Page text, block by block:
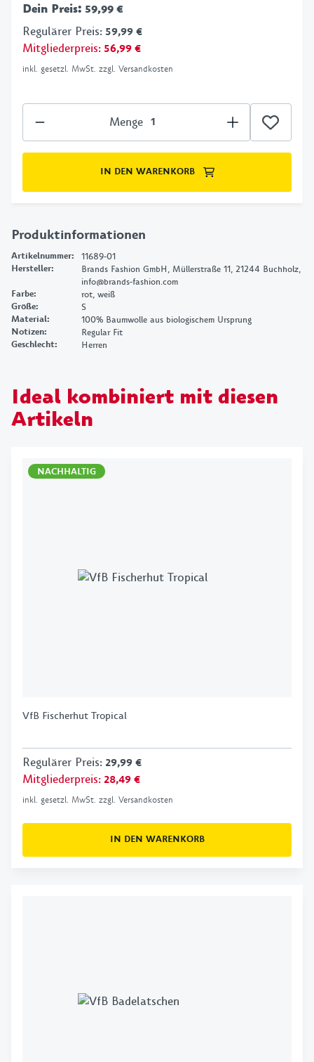
Dein Preis: 59,99 €
Regulärer Preis: 59,99 €
Mitgliederpreis: 56,99 €
inkl. gesetzl. MwSt. zzgl. Versandkosten
Menge
IN DEN WARENKORB
Produktinformationen
Artikelnummer: 11689-01
Hersteller:
Brands Fashion GmbH, Müllerstraße 11, 21244 Buchholz,
info@brands-fashion.com
Farbe: rot, weiß
Größe: S
Material: 100% Baumwolle aus biologischem Ursprung
Notizen: Regular Fit
Geschlecht: Herren
Ideal kombiniert mit diesen
Artikeln
NACHHALTIG
VfB Fischerhut Tropical
Regulärer Preis: 29,99 €
Mitgliederpreis: 28,49 €
inkl. gesetzl. MwSt. zzgl. Versandkosten
IN DEN WARENKORB